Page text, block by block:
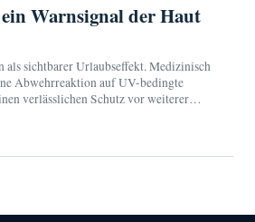
Warnsignal der Haut
als sichtbarer Urlaubseffekt. Medizinisch
Abwehrreaktion auf UV-bedingte
verlässlichen Schutz vor weiterer